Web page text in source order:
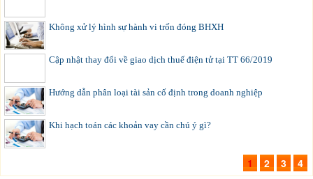
Không xử lý hình sự hành vi trốn đóng BHXH
Cập nhật thay đổi về giao dịch thuế điện tử tại TT 66/2019
Hướng dẫn phân loại tài sản cố định trong doanh nghiệp
Khi hạch toán các khoản vay cần chú ý gì?
1 2 3 4